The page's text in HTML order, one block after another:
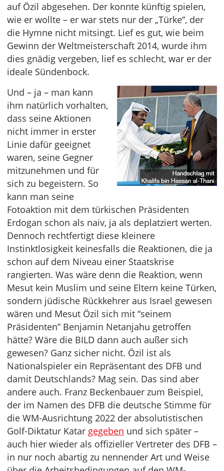
auf Özil abgesehen. Der konnte künftig spielen,
wie er wollte – er war stets nur der „Türke“, der
die Hymne nicht mitsingt. Lief es gut, wie beim
Gewinn der Weltmeisterschaft 2014, wurde ihm
dies gnädig vergeben, lief es schlecht, war er der
ideale Sündenbock.
Und – ja – man kann
ihm natürlich vorhalten,
dass seine Aktionen
nicht immer in erster
Linie dafür geeignet
waren, seine Gegner
mitzunehmen und für
sich zu begeistern. So
kann man seine
Fotoaktion mit dem türkischen Präsidenten
Erdogan schon als naiv, ja als deplatziert werten.
Dennoch rechtfertigt diese kleinere
Instinktlosigkeit keinesfalls die Reaktionen, die ja
schon auf dem Niveau einer Staatskrise
rangierten. Was wäre denn die Reaktion, wenn
Mesut kein Muslim und seine Eltern keine Türken,
sondern jüdische Rückkehrer aus Israel gewesen
wären und Mesut Özil sich mit “seinem
Präsidenten” Benjamin Netanjahu getroffen
hätte? Wäre die BILD dann auch außer sich
gewesen? Ganz sicher nicht. Özil ist als
Nationalspieler ein Repräsentant des DFB und
damit Deutschlands? Mag sein. Das sind aber
andere auch. Franz Beckenbauer zum Beispiel,
der im Namen des DFB die deutsche Stimme für
die WM-Ausrichtung 2022 der absolutistischen
Golf-Diktatur Katar gegeben und sich später –
auch hier wieder als offizieller Vertreter des DFB –
in nur noch abartig zu nennender Art und Weise